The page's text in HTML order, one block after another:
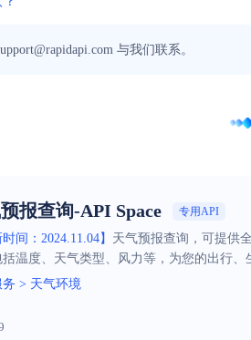
与我们联系。
报查询-API Space 专用API
时间：2024.11.04】 天气预报查询，可提供
温度、天气类型、风力等，为您的出行
> 天气环境